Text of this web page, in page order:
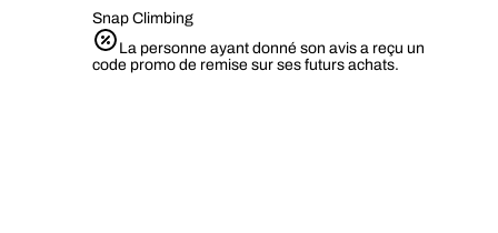
Snap Climbing
La personne ayant donné son avis a reçu un
code promo de remise sur ses futurs achats.